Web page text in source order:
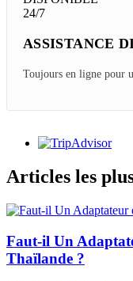
ASSISTANCE
Toujours en ligne pour
Articles les
Faut-il Un
Thaïlande ?